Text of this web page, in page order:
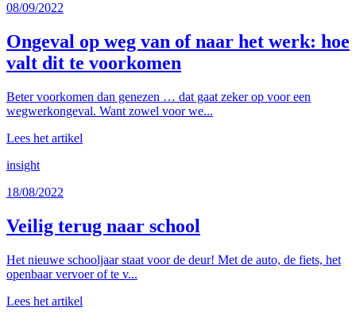
08/09/2022
Ongeval op weg van of naar het werk: hoe
valt dit te voorkomen
Beter voorkomen dan genezen … dat gaat zeker op voor een
wegwerkongeval. Want zowel voor we...
Lees het artikel
insight
18/08/2022
Veilig terug naar school
Het nieuwe schooljaar staat voor de deur! Met de auto, de fiets, het
openbaar vervoer of te v...
Lees het artikel